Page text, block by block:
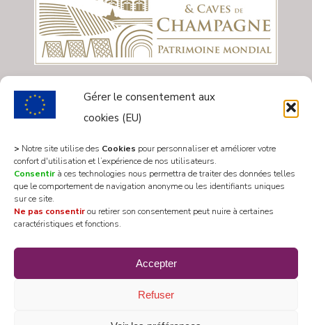
Gérer le consentement aux
cookies (EU)
> Notre site utilise des Cookies pour personnaliser et améliorer votre
confort d'utilisation et l’expérience de nos utilisateurs.
Consentir à ces technologies nous permettra de traiter des données telles
que le comportement de navigation anonyme ou les identifiants uniques
sur ce site.
Ne pas consentirou retirer son consentement peut nuire à certaines
caractéristiques et fonctions.
Accepter
Refuser
All rights reserved 2020 © Mairie Les Riceys